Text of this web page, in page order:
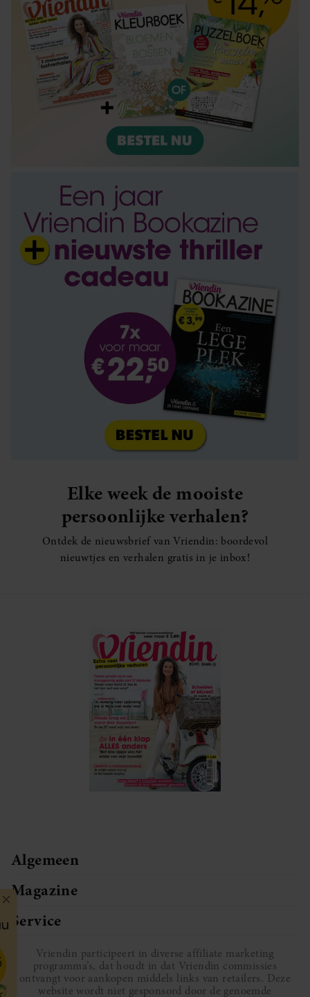
informatie die u aan ze heeft verstrekt of die ze hebben
verzameld op basis van uw gebruik van hun services. U
gaat akkoord met onze cookies als u onze website blijft
gebruiken.
Elke week de mooiste
persoonlijke verhalen?
Ontdek de nieuwsbrief van Vriendin: boordevol
nieuwtjes en verhalen gratis in je inbox!
Algemeen
Magazine
Service
Vriendin participeert in diverse affiliate marketing
programma’s, dat houdt in dat Vriendin commissies
ontvangt voor aankopen middels links van retailers. Deze
website wordt niet gesponsord door de genoemde